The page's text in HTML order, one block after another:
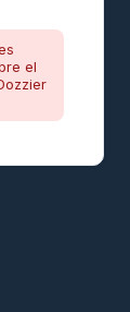
el